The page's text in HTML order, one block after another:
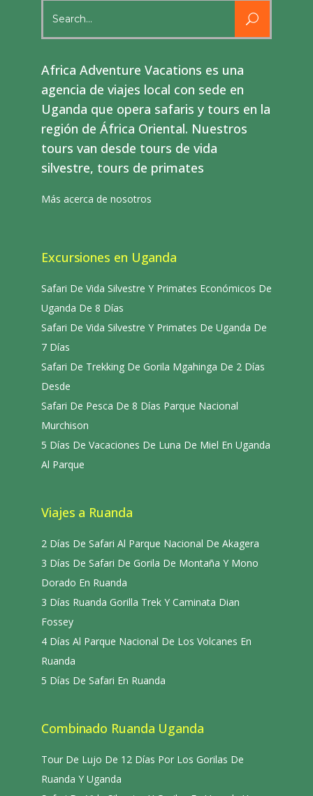
for:
Africa Adventure Vacations es una
agencia de viajes local con sede en
Uganda que opera safaris y tours en la
región de África Oriental. Nuestros
tours van desde tours de vida
silvestre, tours de primates
Más acerca de nosotros
Excursiones en Uganda
Safari De Vida Silvestre Y Primates Económicos De
Uganda De 8 Días
Safari De Vida Silvestre Y Primates De Uganda De
7 Días
Safari De Trekking De Gorila Mgahinga De 2 Días
Desde
Safari De Pesca De 8 Días Parque Nacional
Murchison
5 Días De Vacaciones De Luna De Miel En Uganda
Al Parque
Viajes a Ruanda
2 Días De Safari Al Parque Nacional De Akagera
3 Días De Safari De Gorila De Montaña Y Mono
Dorado En Ruanda
3 Días Ruanda Gorilla Trek Y Caminata Dian
Fossey
4 Días Al Parque Nacional De Los Volcanes En
Ruanda
5 Días De Safari En Ruanda
Combinado Ruanda Uganda
Tour De Lujo De 12 Días Por Los Gorilas De
Ruanda Y Uganda